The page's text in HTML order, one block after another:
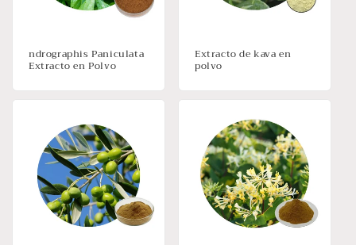
ndrographis Paniculata
Extracto en Polvo
Extracto de kava en
polvo